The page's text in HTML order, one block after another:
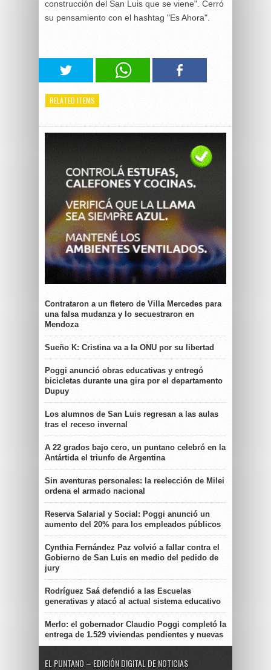
construcción del San Luis que se viene". Cerró
su pensamiento con el hashtag "Es Ahora".
RELATED ITEMS
Contrataron a un fletero de Villa Mercedes para
una falsa mudanza y lo secuestraron en
Mendoza
Sueño K: Cristina va a la ONU por su libertad
Poggi anunció obras educativas y entregó
bicicletas durante una gira por el departamento
Dupuy
Los alumnos de San Luis regresan a las aulas
tras el receso invernal
A 22 grados bajo cero, un puntano celebró en la
Antártida el triunfo de Argentina
Sin aventuras personales: la reelección de Milei
ordena el armado nacional
Reserva Salarial y Social: Poggi anunció un
aumento del 20% para los empleados públicos
Cynthia Fernández Paz volvió a fallar contra el
Gobierno de San Luis en medio del pedido de
jury
Rodríguez Saá defendió a las Escuelas
generativas y atacó al actual sistema educativo
Merlo: el gobernador Claudio Poggi completó la
entrega de 1.529 viviendas pendientes y nuevas
EL PUNTANO – EDICIÓN DIGITAL DE NOTICIAS